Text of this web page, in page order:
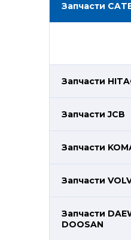
Запчасти
Запчасти
Запчасти JCB
Запчасти
Запчасти
Запчасти
DOOSAN